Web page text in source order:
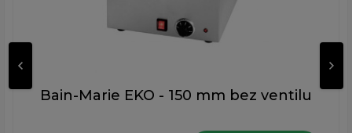
Bain-Marie EKO - 150 mm bez ventilu